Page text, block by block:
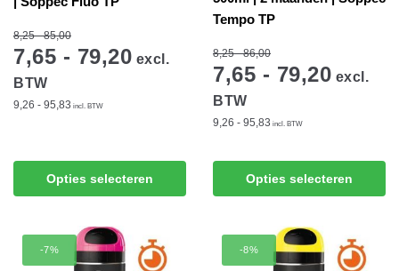
8,25 - 85,00
7,65 - 79,20 excl.
BTW
9,26 - 95,83 incl. BTW
Opties selecteren
product
heeft
variaties.
Deze
Tempo TP
8,25 - 86,00
7,65 - 79,20 excl.
BTW
9,26 - 95,83 incl. BTW
Opties selecteren
product
meerdere
variaties.
-7% -8%